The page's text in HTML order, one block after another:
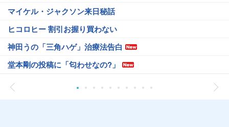
マイケル・ジャクソン来日秘話
ヒコロヒー 割引お握り買わない
神田うの「三角ハゲ」治療法告白
堂本剛の投稿に「匂わせなの?」